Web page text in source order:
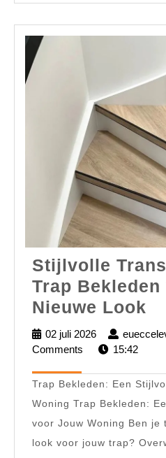
Stijlvolle
Trap Bekleden
Nieuwe Look
02 juli 2026
02
juli
Comments
15:42
Trap Bekleden: Een
Woning Trap Bekleden:
voor Jouw Woning Ben je
look voor jouw trap?